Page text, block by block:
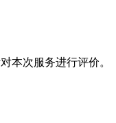
本次服务进行评价。